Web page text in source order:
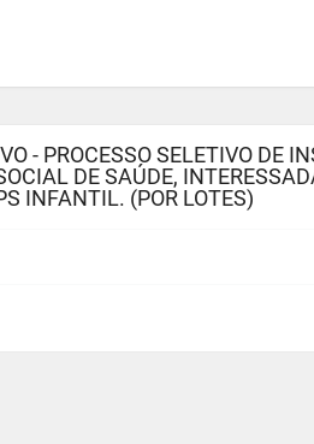
- PROCESSO SELETIVO DE
DE SAÚDE,
INFANTIL. (POR LOTES)